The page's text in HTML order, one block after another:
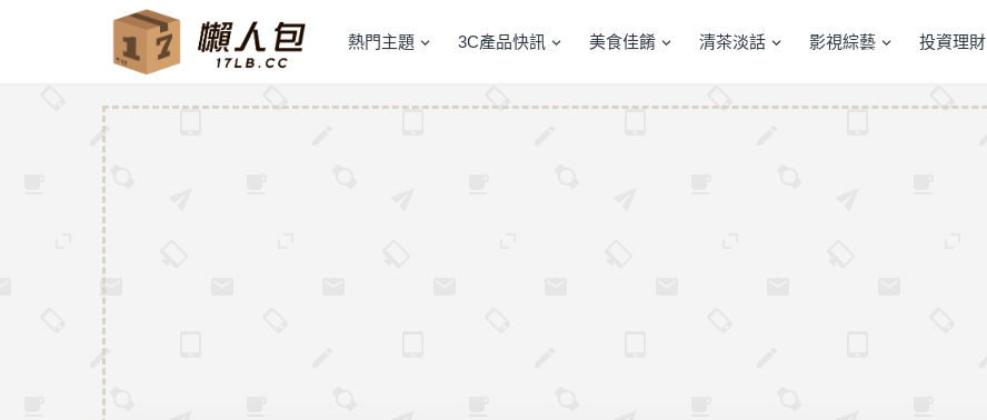
熱門主題 3C產品快訊 美食佳餚 清茶淡話 影視綜藝 投資理財